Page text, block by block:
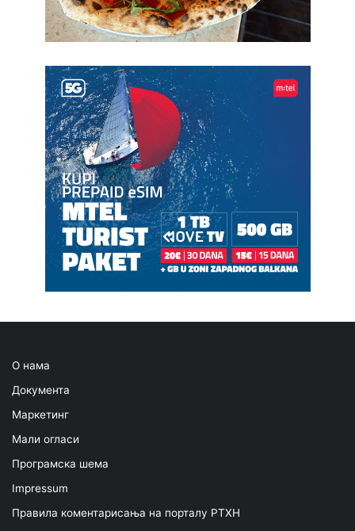
О нама
Документа
Маркетинг
Мали огласи
Програмска шема
Impressum
Правила коментарисања на порталу РТХН